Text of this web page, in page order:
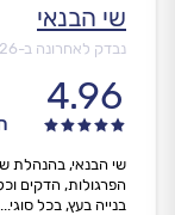
שי הבנאי
נבדק לאחרונה ב-
4.96
שי הבנאי, בהנהלת
הפרגולות, הדקים
בנייה בעץ, בכל סוגי...